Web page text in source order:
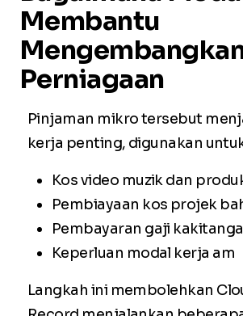
Membantu
Perniagaan
Pinjaman mikro tersebut
kerja penting, digunakan
Kos video muzik dan
Pembiayaan kos projek
Pembayaran gaji
Keperluan modal kerja am
Langkah ini membolehkan